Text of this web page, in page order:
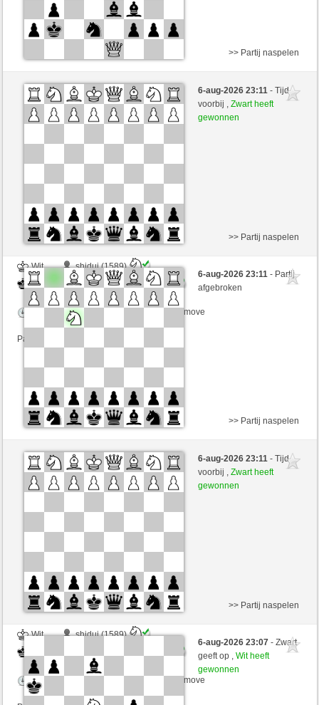
Wit
shiduj (1589) (-16)
Zwart
RubiusAndorra (1584) (+16)
>> Partij naspelen
6-aug-2026 23:11- Tijd
voorbij ,Zwart heeft
gewonnen
Wit
shiduj (1589)
Zwart
RubiusAndorra (1584)
Speelduur: 2 minutes/side + 0 seconds/move
Partij telt mee voor de ranglijst
>> Partij naspelen
6-aug-2026 23:11- Partij
afgebroken
Wit
shiduj (1589)
Zwart
RubiusAndorra (1584)
>> Partij naspelen
6-aug-2026 23:11- Tijd
voorbij ,Zwart heeft
gewonnen
Wit
shiduj (1589)
Speelduur: 2 minutes/side + 0 seconds/move
>> Partij naspelen
6-aug-2026 23:07- Zwart
geeft op ,Wit heeft
gewonnen